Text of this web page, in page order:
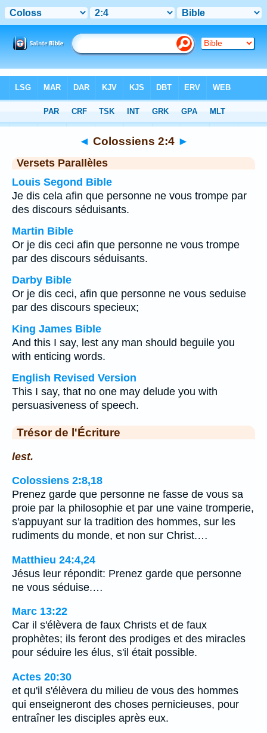
Chapitre 2 > Verset 4
◄ Colossiens 2:4 ►
Versets Parallèles
Louis Segond Bible
Je dis cela afin que personne ne vous trompe par
des discours séduisants.
Martin Bible
Or je dis ceci afin que personne ne vous trompe
par des discours séduisants.
Darby Bible
Or je dis ceci, afin que personne ne vous seduise
par des discours specieux;
King James Bible
And this I say, lest any man should beguile you
with enticing words.
English Revised Version
This I say, that no one may delude you with
persuasiveness of speech.
Trésor de l'Écriture
lest.
Colossiens 2:8,18
Prenez garde que personne ne fasse de vous sa
proie par la philosophie et par une vaine tromperie,
s'appuyant sur la tradition des hommes, sur les
rudiments du monde, et non sur Christ.…
Matthieu 24:4,24
Jésus leur répondit: Prenez garde que personne
ne vous séduise.…
Marc 13:22
Car il s'élèvera de faux Christs et de faux
prophètes; ils feront des prodiges et des miracles
pour séduire les élus, s'il était possible.
Actes 20:30
et qu'il s'élèvera du milieu de vous des hommes
qui enseigneront des choses pernicieuses, pour
entraîner les disciples après eux.